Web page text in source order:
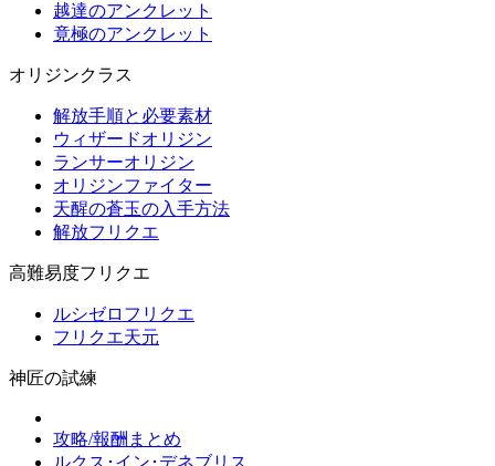
越達のアンクレット
竟極のアンクレット
オリジンクラス
解放手順と必要素材
ウィザードオリジン
ランサーオリジン
オリジンファイター
天醒の蒼玉の入手方法
解放フリクエ
高難易度フリクエ
ルシゼロフリクエ
フリクエ天元
神匠の試練
攻略/報酬まとめ
ルクス･イン･デネブリス